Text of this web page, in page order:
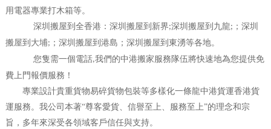
用電器專業打木箱等。
深圳搬屋到全香港：深圳搬屋到新界;深圳搬屋到九龍; ；深圳
搬屋到大埔; ；深圳搬屋到港島；深圳搬屋到東湧等各地。
您隻需一個電話,我們的中港搬家服務隊伍將快速地為您提供免
費上門報價服務！
專業設計貴重貨物易碎貨物包裝等多樣化一條龍中港貨運香港貨
運服務。我公司本著“尊客愛貨、信譽至上、服務至上”的理念和宗
旨，多年來深受各領域客戶信任與支持。